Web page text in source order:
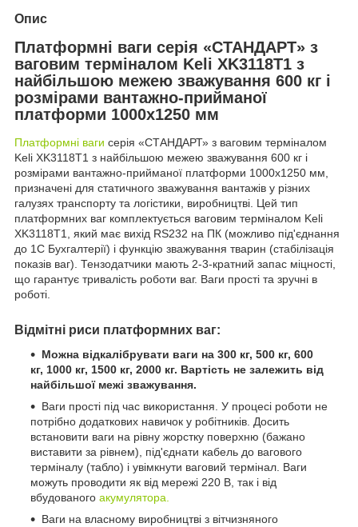
Опис
Платформні ваги серія «СТАНДАРТ» з
ваговим терміналом Keli XK3118T1 з
найбільшою межею зважування 600 кг і
розмірами вантажно-прийманої
платформи 1000х1250 мм
Платформні ваги серія «СТАНДАРТ» з ваговим терміналом
Keli XK3118T1 з найбільшою межею зважування 600 кг і
розмірами вантажно-прийманої платформи 1000х1250 мм,
призначені для статичного зважування вантажів у різних
галузях транспорту та логістики, виробництві. Цей тип
платформних ваг комплектується ваговим терміналом Keli
XK3118T1, який має вихід RS232 на ПК (можливо під'єднання
до 1С Бухгалтерії) і функцію зважування тварин (стабілізація
показів ваг). Тензодатчики мають 2-3-кратний запас міцності,
що гарантує тривалість роботи ваг. Ваги прості та зручні в
роботі.
Відмітні риси платформних ваг:
Можна відкалібрувати ваги на 300 кг, 500 кг, 600
кг, 1000 кг, 1500 кг, 2000 кг. Вартість не залежить від
найбільшої межі зважування.
Ваги прості під час використання. У процесі роботи не
потрібно додаткових навичок у робітників. Досить
встановити ваги на рівну жорстку поверхню (бажано
виставити за рівнем), під'єднати кабель до вагового
терміналу (табло) і увімкнути ваговий термінал. Ваги
можуть проводити як від мережі 220 В, так і від
вбудованого акумулятора.
Ваги на власному виробництві з вітчизняного